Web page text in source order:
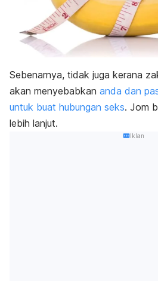
Sebenarnya, tidak juga kerana
akan menyebabkan anda dan
untuk buat hubungan seks. Jom
lebih lanjut.
Iklan